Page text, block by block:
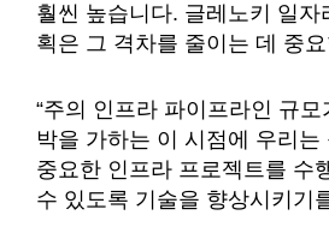
훨씬 높습니다. 글레노키 일자
획은 그 격차를 줄이는 데 중
“주의 인프라 파이프라인 규
박을 가하는 이 시점에 우리
중요한 인프라 프로젝트를 수
수 있도록 기술을 향상시키기